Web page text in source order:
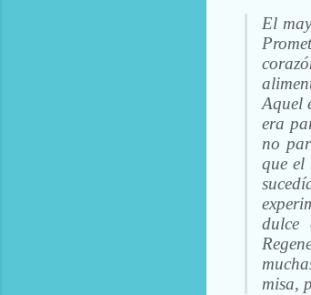
El
Aquel
era
no
que el
misa,